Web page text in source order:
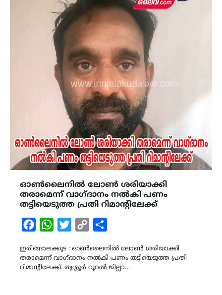
ഓൺലൈനിൽ ലോൺ ശരിയാക്കി
തരാമെന്ന് വാഗ്ദാനം നൽകി പണം
തട്ടിയെടുത്ത പ്രതി റിമാന്റിലേക്ക്
FacebookWhatsAppTwitterCopy
ഇരിങ്ങാലക്കുട : ഓൺലൈനിൽ ലോൺ ശരിയാക്കി
തരാമെന്ന് വാഗ്ദാനം നൽകി പണം തട്ടിയെടുത്ത പ്രതി
റിമാന്റിലേക്ക്. തൃശ്ശൂർ റൂറൽ ജില്ലാ…